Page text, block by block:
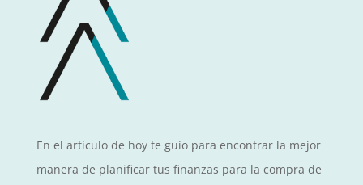
En el artículo de hoy te guío para encontrar la mejor
manera de planificar tus finanzas para la compra de